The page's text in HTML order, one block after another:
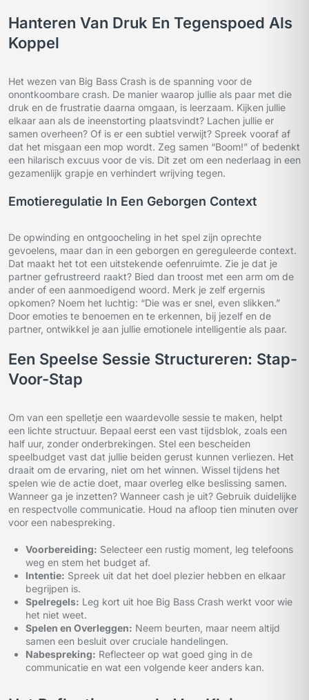
Hanteren Van Druk En Tegenspoed Als
Koppel
Het wezen van Big Bass Crash is de spanning voor de
onontkoombare crash. De manier waarop jullie als paar met die
druk en de frustratie daarna omgaan, is leerzaam. Kijken jullie
elkaar aan als de ineenstorting plaatsvindt? Lachen jullie er
samen overheen? Of is er een subtiel verwijt? Spreek vooraf af
dat het misgaan een mop wordt. Zeg samen “Boom!” of bedenkt
een hilarisch excuus voor de vis. Dit zet om een nederlaag in een
gezamenlijk grapje en verhindert wrijving tegen.
Emotieregulatie In Een Geborgen Context
De opwinding en ontgoocheling in het spel zijn oprechte
gevoelens, maar dan in een geborgen en gereguleerde context.
Dat maakt het tot een uitstekende oefenruimte. Zie je dat je
partner gefrustreerd raakt? Bied dan troost met een arm om de
ander of een aanmoedigend woord. Merk je zelf ergernis
opkomen? Noem het luchtig: “Die was er snel, even slikken.”
Door emoties te benoemen en te erkennen, bij jezelf en de
partner, ontwikkel je aan jullie emotionele intelligentie als paar.
Een Speelse Sessie Structureren: Stap-
Voor-Stap
Om van een spelletje een waardevolle sessie te maken, helpt
een lichte structuur. Bepaal eerst een vast tijdsblok, zoals een
half uur, zonder onderbrekingen. Stel een bescheiden
speelbudget vast dat jullie beiden gerust kunnen verliezen. Het
draait om de ervaring, niet om het winnen. Wissel tijdens het
spelen wie de actie doet, maar overleg elke beslissing samen.
Wanneer ga je inzetten? Wanneer cash je uit? Gebruik duidelijke
en respectvolle communicatie. Houd na afloop tien minuten over
voor een nabespreking.
Voorbereiding: Selecteer een rustig moment, leg telefoons
weg en stem het budget af.
Intentie: Spreek uit dat het doel plezier hebben en elkaar
begrijpen is.
Spelregels: Leg kort uit hoe Big Bass Crash werkt voor wie
het niet weet.
Spelen en Overleggen: Neem beurten, maar neem altijd
samen een besluit over cruciale handelingen.
Nabespreking: Reflecteer op wat goed ging in de
communicatie en wat een volgende keer anders kan.